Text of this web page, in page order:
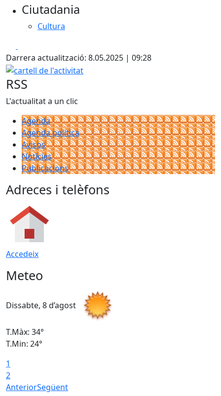
Ciutadania
Cultura
Darrera actualització: 8.05.2025 | 09:28
cartell de l'activitat
RSS
L'actualitat a un clic
Agenda
Agenda política
Avisos
Notícies
Publicacions
Adreces i telèfons
Accedeix
Meteo
Dissabte, 8 d’agost
T.Màx: 34°
T.Min: 24°
1
2
AnteriorSegüent